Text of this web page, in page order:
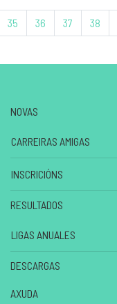
35 36 37 38
NOVAS
CARREIRAS AMIGAS
INSCRICIÓNS
RESULTADOS
LIGAS ANUALES
DESCARGAS
AXUDA